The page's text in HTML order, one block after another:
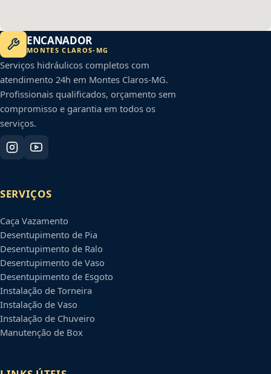
ENCANADOR
MONTES CLAROS- MG
Serviços hidráulicos completos com
atendimento 24h em Montes Claros-MG.
Profissionais qualificados, orçamento sem
compromisso e garantia em todos os
serviços.
SERVIÇOS
Caça Vazamento
Desentupimento de Pia
Desentupimento de Ralo
Desentupimento de Vaso
Desentupimento de Esgoto
Instalação de Torneira
Instalação de Vaso
Instalação de Chuveiro
Manutenção de Box